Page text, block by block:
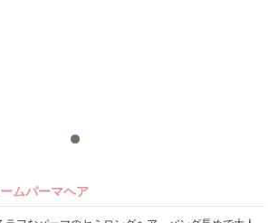
ムパーマヘア